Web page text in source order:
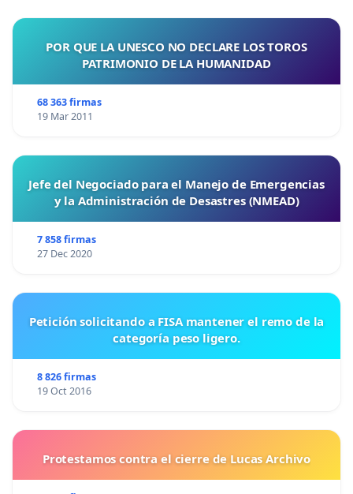
POR QUE LA UNESCO NO DECLARE LOS TOROS
PATRIMONIO DE LA HUMANIDAD
68 363 firmas
19 Mar 2011
Jefe del Negociado para el Manejo de Emergencias
y la Administración de Desastres (NMEAD)
7 858 firmas
27 Dec 2020
Petición solicitando a FISA mantener el remo de la
categoría peso ligero.
8 826 firmas
19 Oct 2016
Protestamos contra el cierre de Lucas Archivo